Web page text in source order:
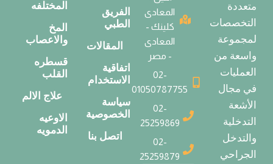
متعددة
التخصصات
لمجموعة
واسعة من
العمليات
في مجال
الأشعة
التدخلية
والتدخل
الجراحي
الفريق
الطبي
المقالات
اتفاقية
الاستخدام
سياسة
الخصوصية
اتصل بنا
المختلفه
المخ
والاعصاب
قسطره
القلب
علاج الالم
الاوعيه
الدمويه
المعادى
كلينك -
المعادى
- مصر
02-
01050787755
02-
25259869
02-
25259879